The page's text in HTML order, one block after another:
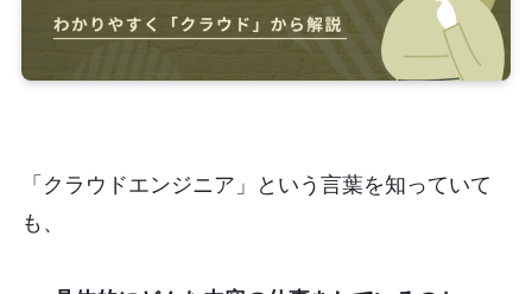
「クラウドエンジニア」という言葉を知っていて
も、